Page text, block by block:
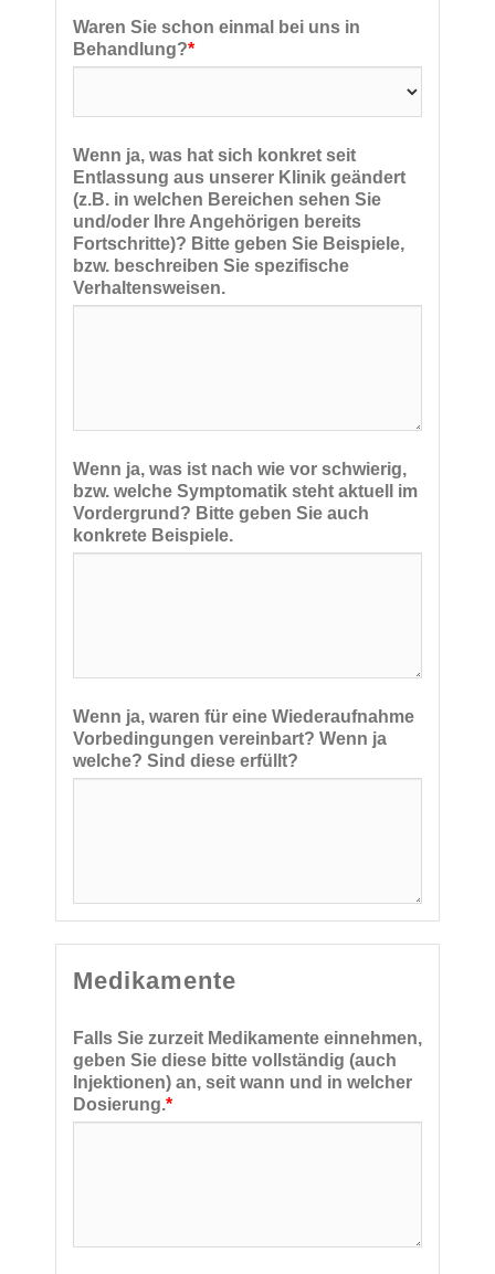
Waren Sie schon einmal bei uns in
Behandlung?*
Wenn ja, was hat sich konkret seit
Entlassung aus unserer Klinik geändert
(z.B. in welchen Bereichen sehen Sie
und/oder Ihre Angehörigen bereits
Fortschritte)? Bitte geben Sie Beispiele,
bzw. beschreiben Sie spezifische
Verhaltensweisen.
Wenn ja, was ist nach wie vor schwierig,
bzw. welche Symptomatik steht aktuell im
Vordergrund? Bitte geben Sie auch
konkrete Beispiele.
Wenn ja, waren für eine Wiederaufnahme
Vorbedingungen vereinbart? Wenn ja
welche? Sind diese erfüllt?
Medikamente
Falls Sie zurzeit Medikamente einnehmen,
geben Sie diese bitte vollständig (auch
Injektionen) an, seit wann und in welcher
Dosierung.*